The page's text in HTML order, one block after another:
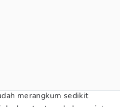
merangkum sedikit